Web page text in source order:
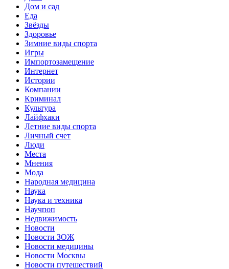
Дом и сад
Еда
Звёзды
Здоровье
Зимние виды спорта
Игры
Импортозамещение
Интернет
Истории
Компании
Криминал
Культура
Лайфхаки
Летние виды спорта
Личный счет
Люди
Места
Мнения
Мода
Народная медицина
Наука
Наука и техника
Научпоп
Недвижимость
Новости
Новости ЗОЖ
Новости медицины
Новости Москвы
Новости путешествий